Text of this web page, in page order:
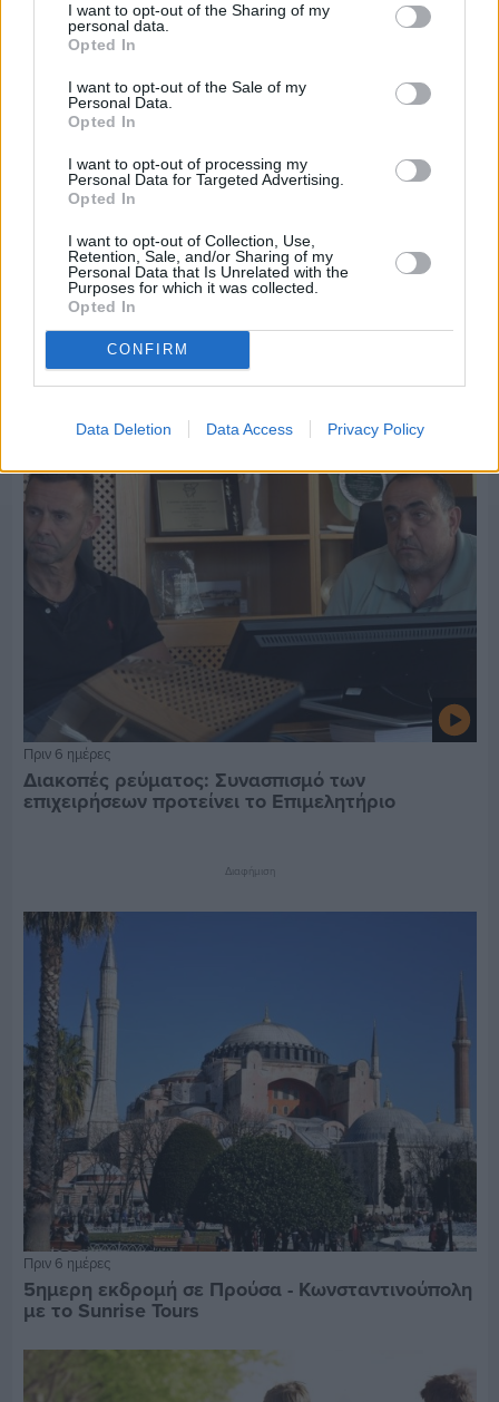
I want to opt-out of the Sharing of my
personal data.
Opted In
I want to opt-out of the Sale of my
Personal Data.
Opted In
I want to opt-out of processing my
Personal Data for Targeted Advertising.
Opted In
I want to opt-out of Collection, Use,
Retention, Sale, and/or Sharing of my
Personal Data that Is Unrelated with the
Purposes for which it was collected.
Opted In
CONFIRM
Data Deletion Data Access Privacy Policy
Πριν 6 ημέρες
Εργασίες ασφαλτόστρωσης σε τρεις οδούς του
Βαρβασίου
Πριν 6 ημέρες
Διακοπές ρεύματος: Συνασπισμό των
επιχειρήσεων προτείνει το Επιμελητήριο
Διαφήμιση
Πριν 6 ημέρες
5ημερη εκδρομή σε Προύσα - Κωνσταντινούπολη
με το Sunrise Tours